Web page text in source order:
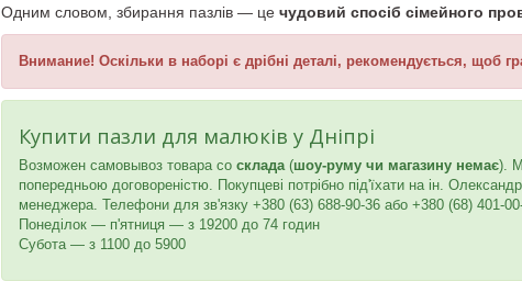
Одним словом, збирання пазлів — це чудовий спосіб сімейного
Внимание! Оскільки в наборі є дрібні деталі, рекомендується, щоб
Купити пазли для малюків у Дніпрі
Возможен самовывоз товара со склада(шоу-руму чи магазину немає).
попередньою договореністю. Покупцеві потрібно під'їхати на ін.
менеджера. Телефони для зв'язку +380 (63) 688-90-36 або +380 (68) 401-
Понеділок — п'ятниця — з 19200 до 74 годин
Субота — з 1100 до 5900